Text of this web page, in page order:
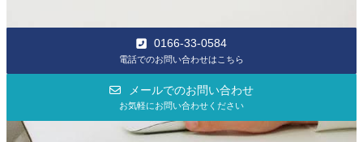
0166-33-0584
電話でのお問い合わせはこちら
メールでのお問い合わせ
お気軽にお問い合わせください